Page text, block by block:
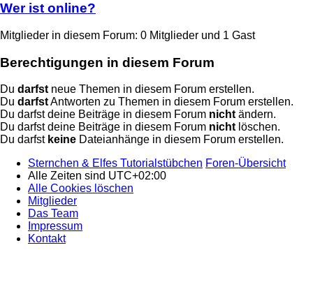
Wer ist online?
Mitglieder in diesem Forum: 0 Mitglieder und 1 Gast
Berechtigungen in diesem Forum
Du darfstneue Themen in diesem Forum erstellen.
Du darfstAntworten zu Themen in diesem Forum erstellen.
Du darfst deine Beiträge in diesem Forum nichtändern.
Du darfst deine Beiträge in diesem Forum nichtlöschen.
Du darfst keine Dateianhänge in diesem Forum erstellen.
Sternchen & Elfes Tutorialstübchen Foren-Übersicht
Alle Zeiten sind UTC+02:00
Alle Cookies löschen
Mitglieder
Das Team
Impressum
Kontakt